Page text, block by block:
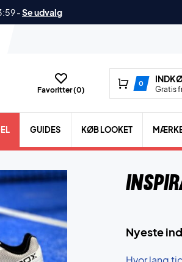
-Se udvalg
Favoritter (0)
0
Gratis
GUIDES KØB LOOKET
Nyeste